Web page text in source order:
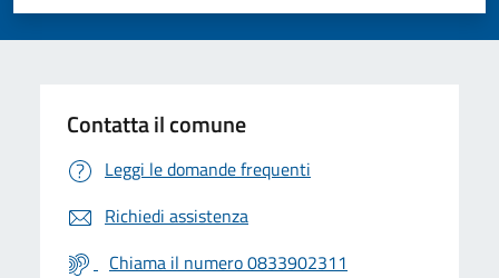
Valuta 5 stelle su 5
Valuta 4 stelle su 5
Valuta 3 stelle su 5
Valuta 2 stelle su 5
Valuta 1 stelle su 5
Contatta il comune
Leggi le domande frequenti
Richiedi assistenza
Chiama il numero 0833902311